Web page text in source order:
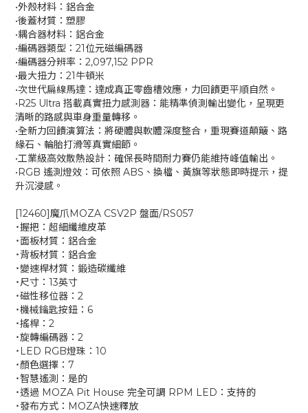
•外殼材料：鋁合金
•後蓋材質：塑膠
•耦合器材料：鋁合金
•編碼器類型：21位元磁編碼器
•編碼器分辨率：2,097,152 PPR
•最大扭力：21牛頓米
•次世代扁線馬達：達成真正零齒槽效應，力回饋更平順自然。
•R25 Ultra 搭載真實扭力感測器：能精準偵測輸出變化，呈現更
清晰的路感與車身重量轉移。
•全新力回饋演算法：將硬體與軟體深度整合，重現賽道顛簸、路
緣石、輪胎打滑等真實細節。
•工業級高效散熱設計：確保長時間耐力賽仍能維持峰值輸出。
•RGB 遙測燈效：可依照 ABS、換檔、黃旗等狀態即時提示，提
升沉浸感。
[12460]魔爪MOZA CSV2P 盤面/RS057
˙握把：超細纖維皮革
˙面板材質：鋁合金
˙背板材質：鋁合金
˙變速桿材質：鍛造碳纖維
˙尺寸：13英寸
˙磁性移位器：2
˙機械鑰匙按鈕：6
˙搖桿：2
˙旋轉編碼器：2
˙LED RGB燈珠：10
˙顏色選擇：7
˙智慧遙測：是的
˙透過 MOZA Pit House 完全可調 RPM LED：支持的
˙發布方式：MOZA快速釋放